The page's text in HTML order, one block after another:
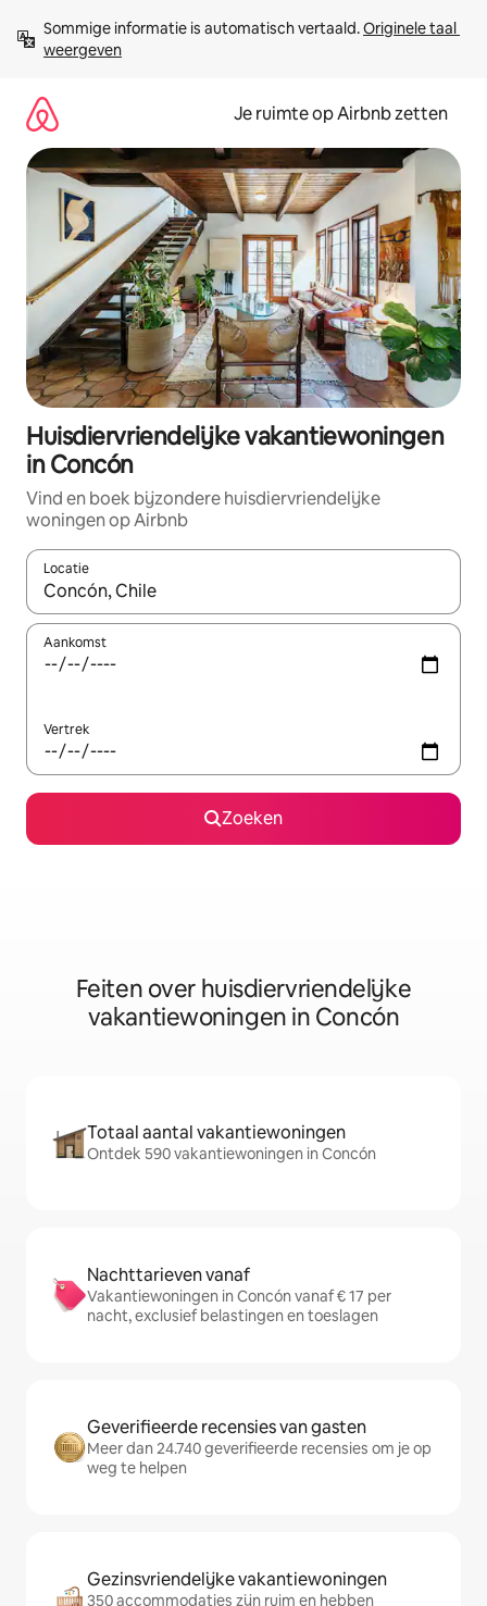
direct
naar
Sommige informatie is automatisch vertaald. Originele taal
weergeven
Je ruimte op Airbnb zetten
Huisdiervriendelijke vakantiewoningen
in Concón
Vind en boek bijzondere huisdiervriendelijke
woningen op Airbnb
Locatie
Wanneer er suggesties beschikbaar zijn, maak je een keuze
Aankomst
Vertrek
Zoeken
Feiten over huisdiervriendelijke
vakantiewoningen in Concón
Totaal aantal vakantiewoningen
Ontdek 590 vakantiewoningen in Concón
Nachttarieven vanaf
Vakantiewoningen in Concón vanaf € 17 per
nacht, exclusief belastingen en toeslagen
Geverifieerde recensies van gasten
Meer dan 24.740 geverifieerde recensies om je op
weg te helpen
Gezinsvriendelijke vakantiewoningen
350 accommodaties zijn ruim en hebben